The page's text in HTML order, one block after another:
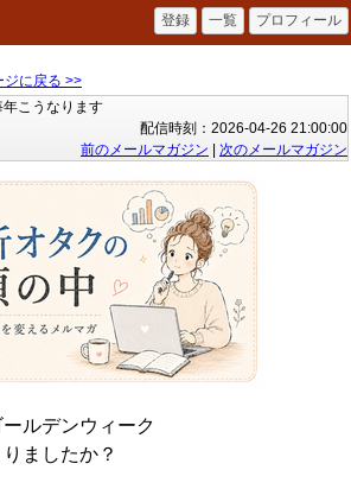
ジに戻る >>
こうなります
配信時刻：2026-04-26 21:00:00
前のメールマガジン
次のメールマガジン
ルデンウィーク
ましたか？